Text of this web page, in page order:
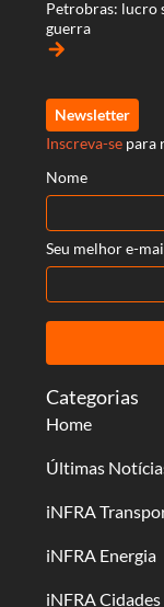
Categorias
Home
Últimas
iNFRA
iNFRA Energia
iNFRA Cidades
Petrobras: lucro
guerra
arrow_forward
Newsletter
Inscreva-se para
Nome
Seu melhor e-